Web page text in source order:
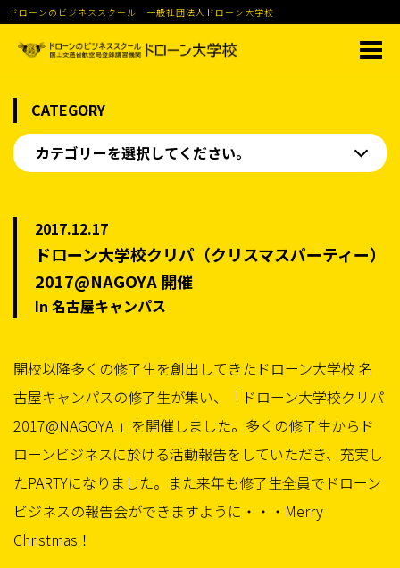
ドローンのビジネススクール 一般社団法人ドローン大学校
CATEGORY
カテゴリーを選択してください。
2017.12.17
ドローン大学校クリパ（クリスマスパーティー）
2017@NAGOYA 開催
In 名古屋キャンパス
開校以降多くの修了生を創出してきたドローン大学校 名
古屋キャンパスの修了生が集い、「ドローン大学校クリパ
2017@NAGOYA 」を開催しました。多くの修了生からド
ローンビジネスに於ける活動報告をしていただき、充実し
たPARTYになりました。また来年も修了生全員でドローン
ビジネスの報告会ができますように・・・Merry
Christmas！